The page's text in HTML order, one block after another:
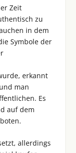
Zeit
zu
in dem
Symbole der
erkannt
man
Es
auf dem
allerdings